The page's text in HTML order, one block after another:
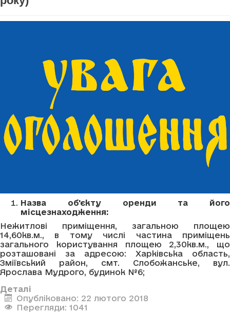
Назва об'єкту оренди та його
місцезнаходження:
Нежитлові приміщення, загальною площею
14,60кв.м., в тому числі частина приміщень
загального користування площею 2,30кв.м., що
розташовані за адресою: Харківська область,
Зміївський район, смт. Слобожанське, вул.
Ярослава Мудрого, будинок №6;
Деталі
Опубліковано: 22 лютого 2018
Перегляди: 1041